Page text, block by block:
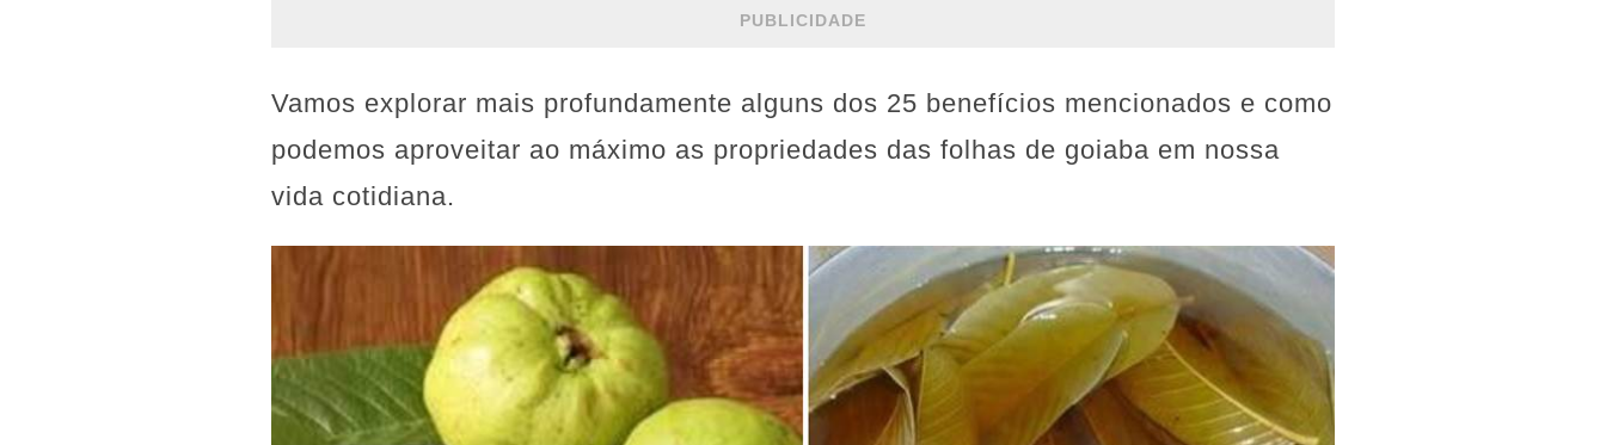
PUBLICIDADE
Vamos explorar mais profundamente alguns dos 25 benefícios mencionados e como
podemos aproveitar ao máximo as propriedades das folhas de goiaba em nossa
vida cotidiana.